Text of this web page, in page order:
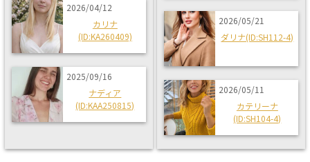
2026/04/12
カリナ
(ID:KA260409)
2025/09/16
ナディア
(ID:KAA250815)
2026/05/21
ダリナ(ID:SH112-4)
2026/05/11
カテリーナ
(ID:SH104-4)